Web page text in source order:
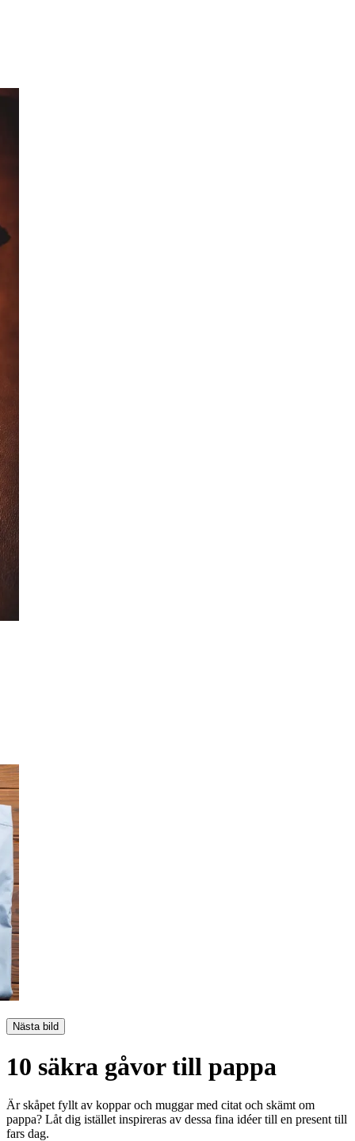
Nästa bild
10 säkra gåvor till pappa
Är skåpet fyllt av koppar och muggar med citat och skämt om
pappa? Låt dig istället inspireras av dessa fina idéer till en present till
fars dag.